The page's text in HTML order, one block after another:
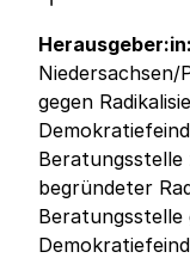
Herausgeber:in:
Niedersachsen/
gegen
begründeter
Beratungsstelle